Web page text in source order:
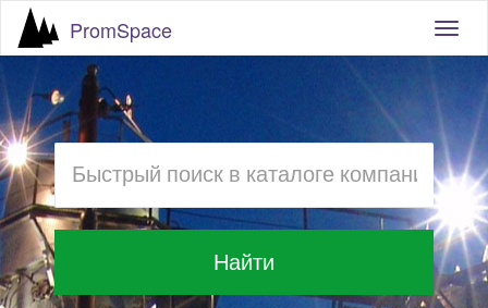
PromSpace
Найти